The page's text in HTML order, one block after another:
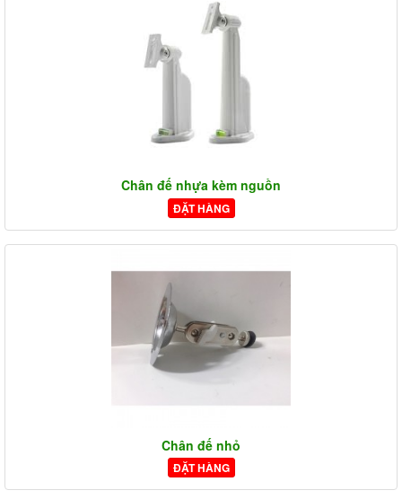
Chân đế nhựa kèm nguồn
ĐẶT HÀNG
Chân đế nhỏ
ĐẶT HÀNG